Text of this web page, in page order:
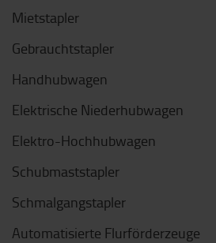
Mietstapler
Gebrauchtstapler
Handhubwagen
Elektrische Niederhubwagen
Elektro-Hochhubwagen
Schubmaststapler
Schmalgangstapler
Automatisierte Flurförderzeuge